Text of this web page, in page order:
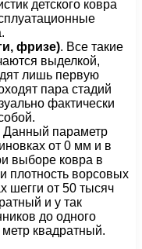
детского ковра
фризе). Все такие
выделкой,
лишь первую
пара стадий
фактически
Данный параметр
от 0 мм и в
выборе ковра в
плотность ворсовых
шегги от 50 тысяч
и у так
до одного
квадратный.